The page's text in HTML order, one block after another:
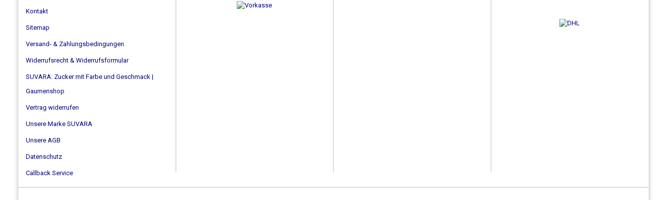
Kontakt
Sitemap
Versand- & Zahlungsbedingungen
Widerrufsrecht & Widerrufsformular
SUVARA: Zucker mit Farbe und Geschmack |
Gaumenshop
Vertrag widerrufen
Unsere Marke SUVARA
Unsere AGB
Datenschutz
Callback Service